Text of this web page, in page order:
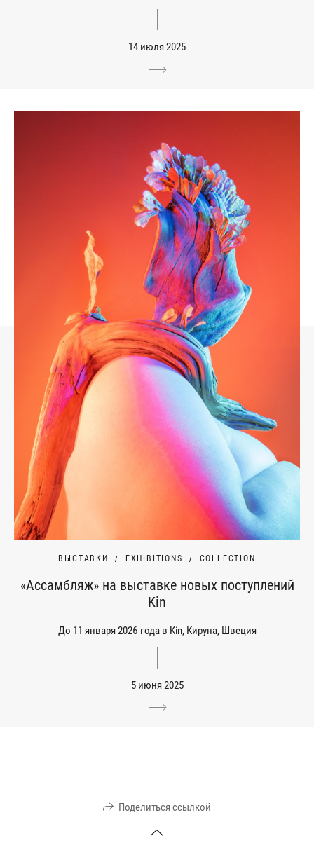
14 июля 2025
ВЫСТАВКИ EXHIBITIONS COLLECTION
«Ассамбляж» на выставке новых поступлений
Kin
До 11 января 2026 года в Kin, Кируна, Швеция
5 июня 2025
Поделиться ссылкой